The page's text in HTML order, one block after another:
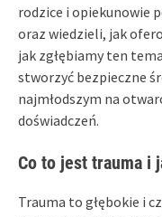
rodzice i opiekunowie
oraz wiedzieli, jak
jak zgłębiamy ten
stworzyć bezpieczne
najmłodszym na
doświadczeń.
Co to jest trauma i
Trauma to głębokie i